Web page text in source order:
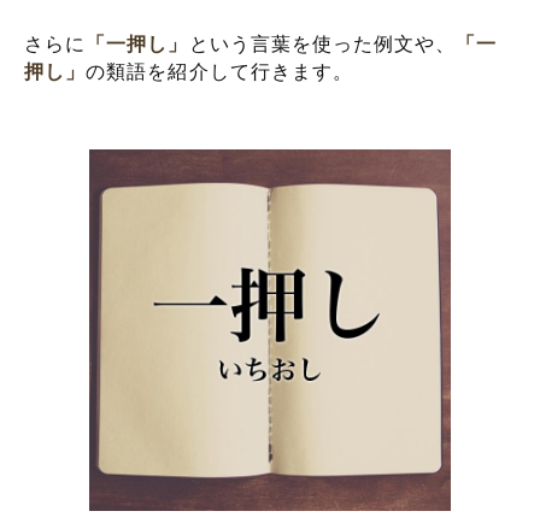
さらに 「一押し」 という言葉を使った例文や、
「一
押し」の類語を紹介して行きます。